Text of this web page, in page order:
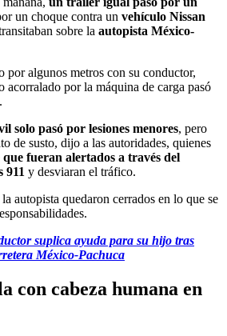
un choque contra un vehículo Nissan
sobre la autopista México-
por algunos metros con su conductor,
acorralado por la máquina de carga pasó
solo pasó por lesiones menores, pero
de susto, dijo a las autoridades, quienes
que fueran alertados a través del
911 y desviaran el tráfico.
autopista quedaron cerrados en lo que se
suplica ayuda para su hijo tras
México-Pachuca
con cabeza humana en